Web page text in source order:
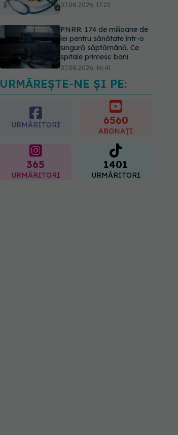
07.08.2026, 17:22
PNRR: 174 de milioane de
lei pentru sănătate într-o
singură săptămână. Ce
spitale primesc bani
07.08.2026, 16:41
Ce spune culoarea ta
preferată despre vârsta
pe care o ai. Care este
"codul cromatic" al
URMĂREȘTE-NE ȘI PE:
URMĂRITORI 6560
ABONAȚI
365
URMĂRITORI
1401
URMĂRITORI